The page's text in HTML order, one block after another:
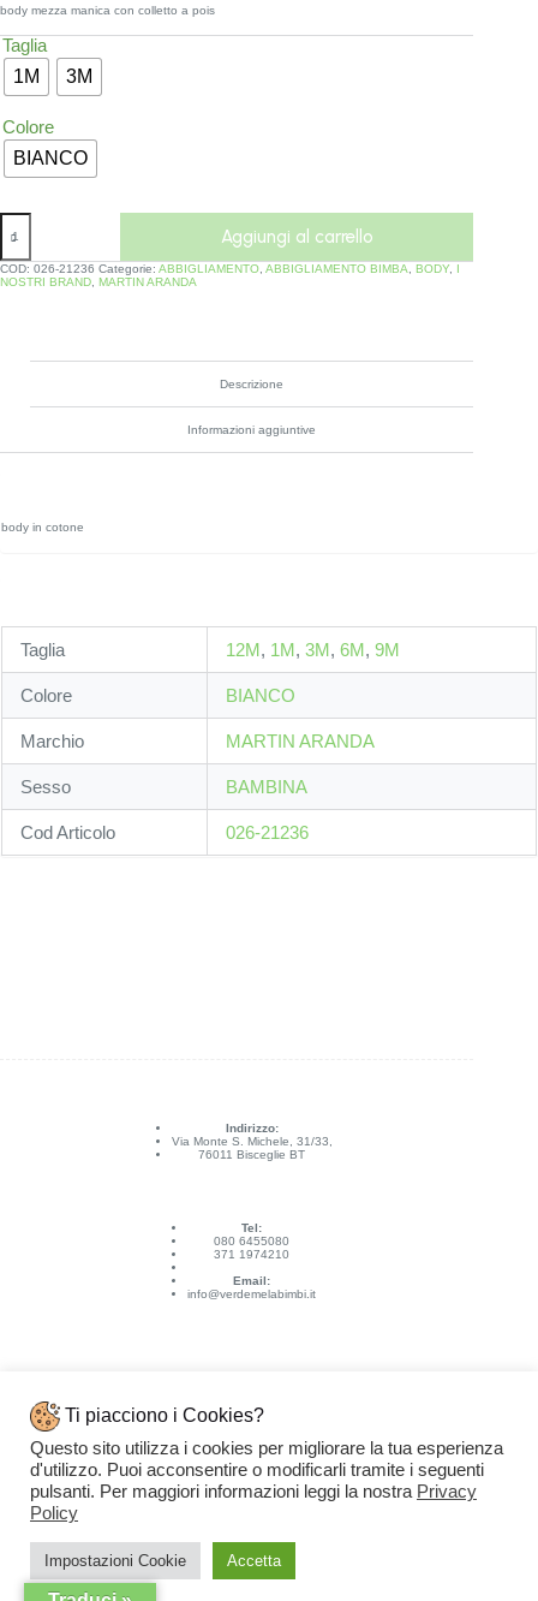
body mezza manica con colletto a pois
Taglia
1M
3M
Colore
BIANCO
Aggiungi al carrello
COD: 026-21236 Categorie: ABBIGLIAMENTO ABBIGLIAMENTO BIMBA BODY
I
NOSTRI BRAND MARTIN ARANDA
Descrizione
Informazioni aggiuntive
body in cotone
Taglia 12M, 1M, 3M, 6M, 9M
Colore BIANCO
Marchio MARTIN ARANDA
Sesso BAMBINA
Cod Articolo 026-21236
Indirizzo:
Via Monte S. Michele, 31/33,
76011 Bisceglie BT
Tel:
080 6455080
371 1974210
Email:
info@verdemelabimbi.it
Link Utili
Spedizioni e pagamenti
Condizioni di vendita
Ti piacciono i Cookies?
Questo sito utilizza i cookies per migliorare la tua esperienza
d'utilizzo. Puoi acconsentire o modificarli tramite i seguenti
pulsanti. Per maggiori informazioni leggi la nostra Privacy
Policy
Impostazioni Cookie Accetta